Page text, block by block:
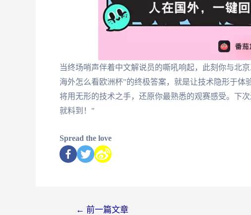
当终场哨声伴着中文解说员的嘶吼响起，此刻你与北
海外怎么看欧洲杯"的终极答案，就是让技术隐形于体
将用无形的技术之手，还原你最熟悉的观赛感受。下
就料到！"
Spread the love
← 前一篇文章